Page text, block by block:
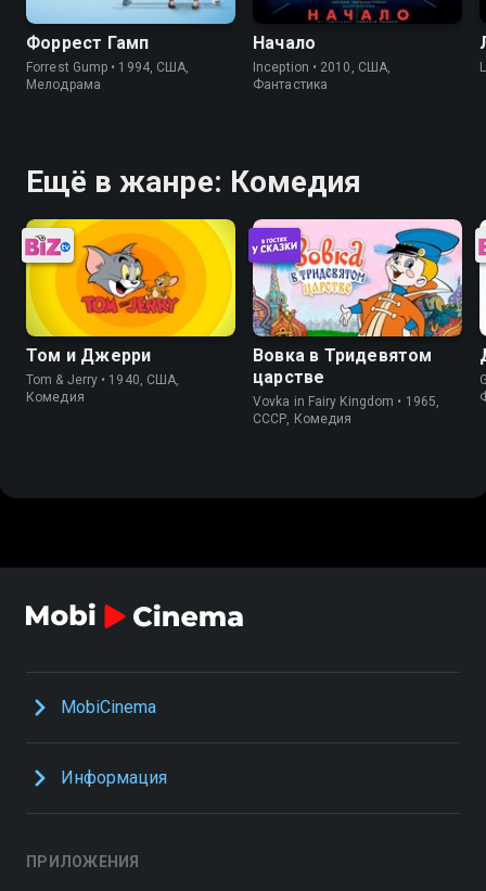
Форрест Гамп
Forrest Gump • 1994, США,
Мелодрама
Начало
Inception • 2010, США,
Фантастика
Ещё в жанре: Комедия
Том и Джерри
Tom & Jerry • 1940, США,
Комедия
Вовка в Тридевятом
царстве
Vovka in Fairy Kingdom • 1965,
СССР, Комедия
MobiCinema
Информация
ПРИЛОЖЕНИЯ